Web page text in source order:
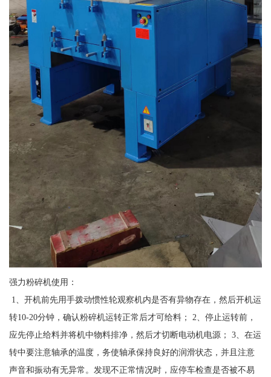
强力粉碎机使用：
1、开机前先用手拨动惯性轮观察机内是否有异物存在，然后开机运
转10-20分钟，确认粉碎机运转正常后才可给料； 2、停止运转前，
应先停止给料并将机中物料排净，然后才切断电动机电源； 3、在运
转中要注意轴承的温度，务使轴承保持良好的润滑状态，并且注意
声音和振动有无异常。发现不正常情况时，应停车检查是否被不易